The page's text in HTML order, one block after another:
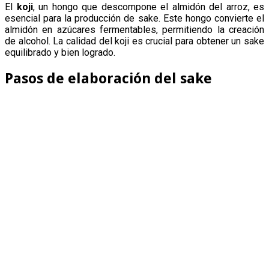
El koji, un hongo que descompone el almidón del arroz, es
esencial para la producción de sake. Este hongo convierte el
almidón en azúcares fermentables, permitiendo la creación
de alcohol. La calidad del koji es crucial para obtener un sake
equilibrado y bien logrado.
Pasos de elaboración del sake